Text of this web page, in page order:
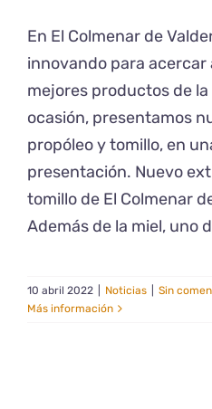
En El Colmenar de
innovando para
mejores productos de
ocasión, presentamos
propóleo y tomillo, en
presentación. Nuevo
tomillo de El Colmenar
Además de la miel, uno
10 abril 2022 Noticias
Sin
Más información